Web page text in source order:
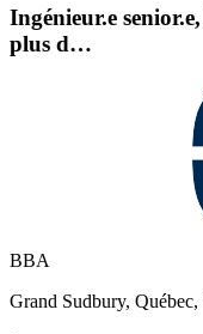
Ingénieur.e
plus d…
BBA
Grand Sudbury,